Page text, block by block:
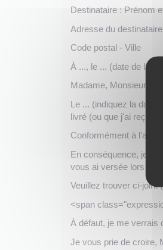
Destinataire : Prénom
Adresse du
Code postal - Ville
À ..., le ... (date de la
Madame, Monsieur,
Le ... (indiquez la date
livré (ou que j'ai reçu) le
Conformément à
En conséquence, je
vous ai versée lors de
Veuillez trouver ci-joint
<span
À défaut, je me verrais
Je vous prie de croire,